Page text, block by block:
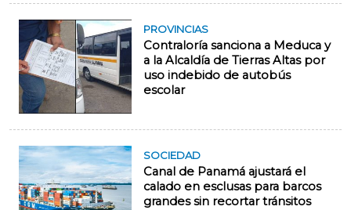
PROVINCIAS
Contraloría sanciona a Meduca y
a la Alcaldía de Tierras Altas por
uso indebido de autobús
escolar
SOCIEDAD
Canal de Panamá ajustará el
calado en esclusas para barcos
grandes sin recortar tránsitos